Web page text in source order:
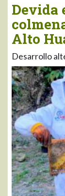
Devida
Alto
Desarrollo